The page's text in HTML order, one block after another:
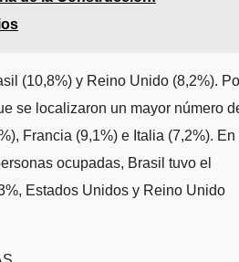
(10,8%) y Reino Unido (8,2%).
se localizaron un mayor número
Francia (9,1%) e Italia (7,2%). En
ocupadas, Brasil tuvo el
Estados Unidos y Reino Unido